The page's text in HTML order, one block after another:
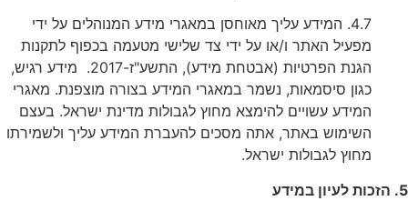
4.7. המידע עליך מאוחסן במאגרי מידע המנוהלים על ידי
מפעיל האתר ו/או על ידי צד שלישי מטעמה בכפוף לתקנות
הגנת הפרטיות (אבטחת מידע), התשע"ז-2017. מידע רגיש,
כגון סיסמאות, נשמר במאגרי המידע בצורה מוצפנת. מאגרי
המידע עשויים להימצא מחוץ לגבולות מדינת ישראל. בעצם
השימוש באתר, אתה מסכים להעברת המידע עליך ולשמירתו
מחוץ לגבולות ישראל.
במידע